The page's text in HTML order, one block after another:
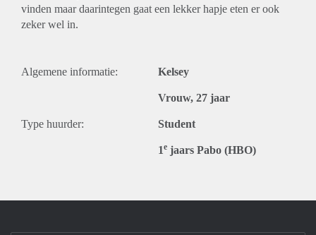
vinden maar daarintegen gaat een lekker hapje eten er ook
zeker wel in.
Algemene informatie: Kelsey
Vrouw, 27 jaar
Type huurder: Student
1e jaars Pabo (HBO)